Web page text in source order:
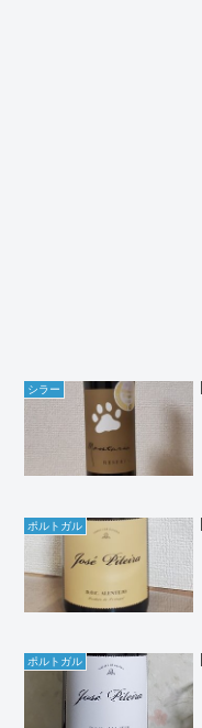
シラー
ポルトガル
ポルトガル